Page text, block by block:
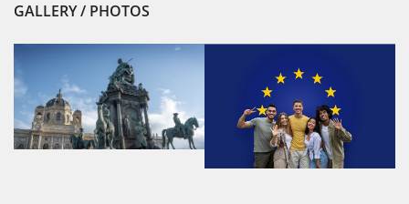
GALLERY / PHOTOS